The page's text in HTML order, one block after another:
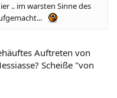
.. im warsten Sinne des
Auftreten von
Scheiße "von